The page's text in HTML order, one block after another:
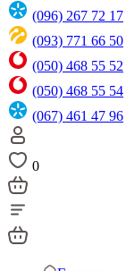
(096) 267 72 17
(093) 771 66 50
(050) 468 55 52
(050) 468 55 54
(067) 461 47 96
0